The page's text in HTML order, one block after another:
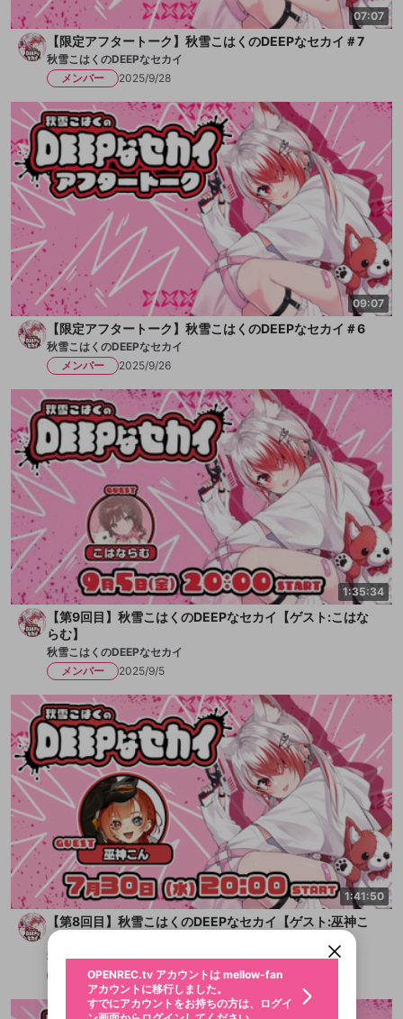
07:07
【限定アフタートーク】秋雪こはくのDEEPなセカイ＃7
秋雪こはくのDEEPなセカイ
メンバー
2025/9/28
09:07
【限定アフタートーク】秋雪こはくのDEEPなセカイ＃6
秋雪こはくのDEEPなセカイ
メンバー
2025/9/26
1:35:34
【第9回目】秋雪こはくのDEEPなセカイ【ゲスト:こはな
らむ】
秋雪こはくのDEEPなセカイ
メンバー
2025/9/5
1:41:50
【第8回目】秋雪こはくのDEEPなセカイ【ゲスト:巫神こ
ん】
秋雪こはくのDEEPなセカイ
メンバー
2025/7/30
OPENREC.tv アカウントは mellow-fan
アカウントに移行しました。
すでにアカウントをお持ちの方は、ログイ
新規登録
新規登録
@
OPENREC.tvアカウントはmellow-fanア
カウントに統合しました。
こちらからOPENREC.tvでログイン中のア
ログイン
OPENREC.tv アカウントは mellow-fan
アカウントに移行しました。
すでにアカウントをお持ちの方は、ログイ
パーソナルデータの登録
年 月
生年月は登録後に変更できません。
認証コードの入力
不適切なユーザーとして報告しま
すか？
サブスクシェア
限定コミュニティ参加方法